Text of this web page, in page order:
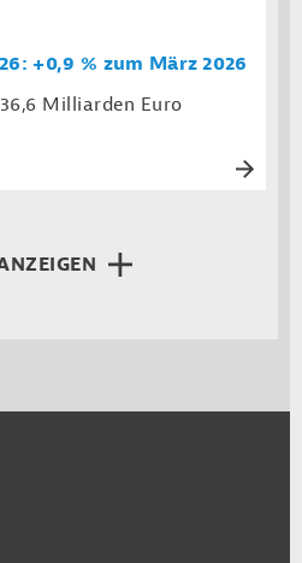
+0,9 % zum März 2026
Milliarden Euro